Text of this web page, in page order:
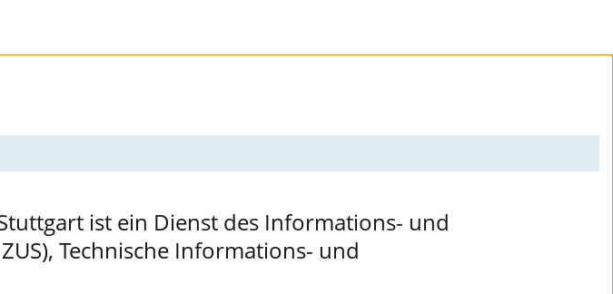
ist ein Dienst des Informations- und
Technische Informations- und